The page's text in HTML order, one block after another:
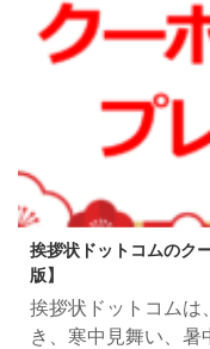
挨拶状ドットコムのク
版】
挨拶状ドットコムは
き、寒中見舞い、暑